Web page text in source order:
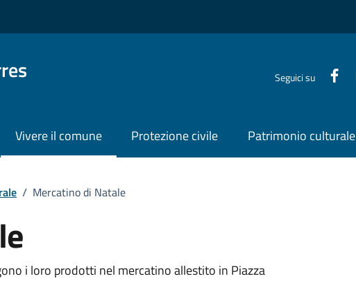
Seguici su
Vivere il comune Protezione civile Patrimonio culturale
/ Mercatino di Natale
i loro prodotti nel mercatino allestito in Piazza